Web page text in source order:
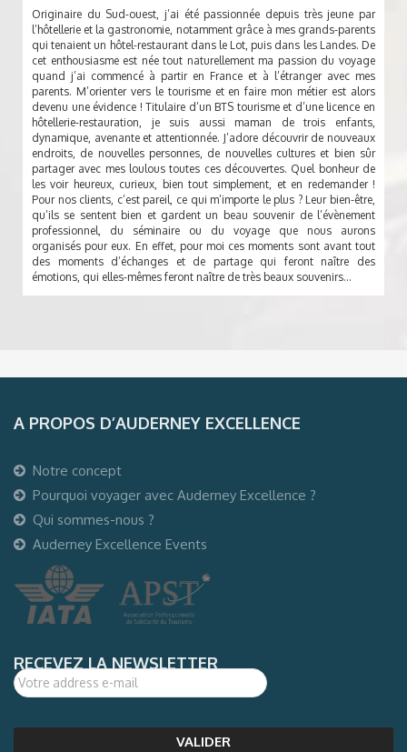
Originaire du Sud-ouest, j’ai été passionnée depuis très jeune par
l’hôtellerie et la gastronomie, notamment grâce à mes grands-parents
qui tenaient un hôtel-restaurant dans le Lot, puis dans les Landes. De
cet enthousiasme est née tout naturellement ma passion du voyage
quand j’ai commencé à partir en France et à l’étranger avec mes
parents. M’orienter vers le tourisme et en faire mon métier est alors
devenu une évidence ! Titulaire d’un BTS tourisme et d’une licence en
hôtellerie-restauration, je suis aussi maman de trois enfants,
dynamique, avenante et attentionnée. J’adore découvrir de nouveaux
endroits, de nouvelles personnes, de nouvelles cultures et bien sûr
partager avec mes loulous toutes ces découvertes. Quel bonheur de
les voir heureux, curieux, bien tout simplement, et en redemander !
Pour nos clients, c’est pareil, ce qui m’importe le plus ? Leur bien-être,
qu’ils se sentent bien et gardent un beau souvenir de l’évènement
professionnel, du séminaire ou du voyage que nous aurons
organisés pour eux. En effet, pour moi ces moments sont avant tout
des moments d’échanges et de partage qui feront naître des
émotions, qui elles-mêmes feront naître de très beaux souvenirs…
A PROPOS D’AUDERNEY EXCELLENCE
Notre concept
Pourquoi voyager avec Auderney Excellence ?
Qui sommes-nous ?
Auderney Excellence Events
RECEVEZ LA NEWSLETTER